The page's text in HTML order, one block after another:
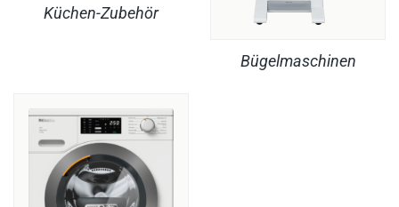
Küchen-Zubehör
Bügelmaschinen